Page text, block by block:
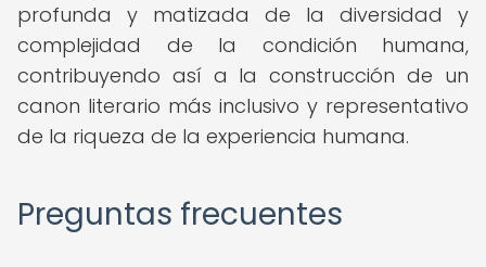
profunda y matizada de la diversidad y
complejidad de la condición humana,
contribuyendo así a la construcción de un
canon literario más inclusivo y representativo
de la riqueza de la experiencia humana.
Preguntas frecuentes